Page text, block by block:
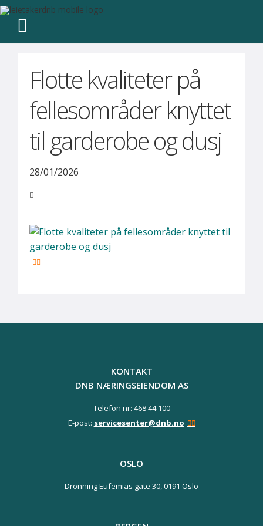
Flotte kvaliteter på
fellesområder knyttet
til garderobe og dusj
28/01/2026
KONTAKT
DNB NÆRINGSEIENDOM AS
Telefon nr: 468 44 100
E-post: servicesenter@dnb.no
OSLO
Dronning Eufemias gate 30,0191 Oslo